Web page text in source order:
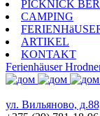
PICKNICK
CAMPING
ARTIKEL
KONTAKT
Ferienhäuser
ул. Вильяново,